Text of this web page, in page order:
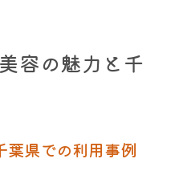
容の魅力と千
葉県での利用事例